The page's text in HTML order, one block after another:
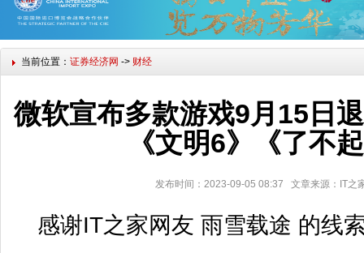
当前位置： 证券经济网 -> 财经
微软宣布多款游戏9月15日
《文明6》《了不
发布时间：2023-09-05 08:37 文章来源：IT
感谢IT之家网友 雨雪载途 的线